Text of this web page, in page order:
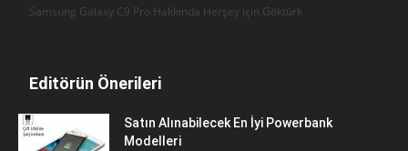
Samsung Galaxy C9 Pro Hakkında Herşey için Göktürk
Editörün Önerileri
Satın Alınabilecek En İyi Powerbank
Modelleri